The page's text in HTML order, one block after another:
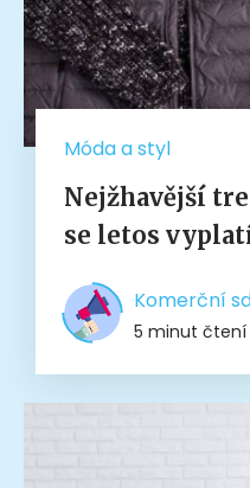
Móda a styl
Nejžhavější
se letos
Komerční
5 minut čtení